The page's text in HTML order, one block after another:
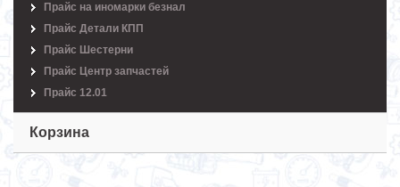
Прайс на иномарки безнал
Прайс Детали КПП
Прайс Шестерни
Прайс Центр запчастей
Прайс 12.01
Корзина